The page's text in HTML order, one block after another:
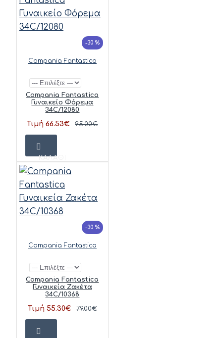
-30 %
Compania Fantastica
Compania Fantastica
Γυναικείο Φόρεμα
34C/12080
Τιμή 66.53€ 95.00€
ΚΑΛΆΘΙ
-30 %
Compania Fantastica
Compania Fantastica
Γυναικεία Ζακέτα
34C/10368
Τιμή 55.30€ 79.00€